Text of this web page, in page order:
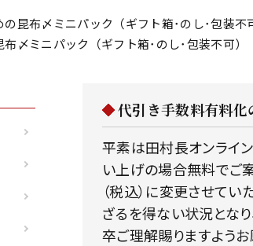
の昆布〆ミニパック（ギフト箱･のし･包装不
〆ミニパック（ギフト箱･のし･包装不可）
代引き手数料有料化
平素は田村長オンライン
い上げの場合無料でご
（税込）に変更させて
ざるを得ない状況とな
卒ご理解賜りますよう